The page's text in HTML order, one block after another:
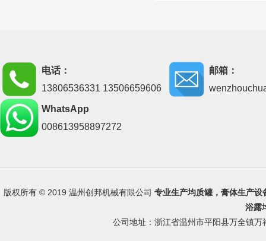
电话：
13806536331 13506659606
邮箱：
WhatsApp
008613958897272
版权所有 © 2019 温州创邦机械有限公司 专业生产均质罐 ， 膏体生产设
浴露
公司地址：浙江省温州市平阳县万全镇